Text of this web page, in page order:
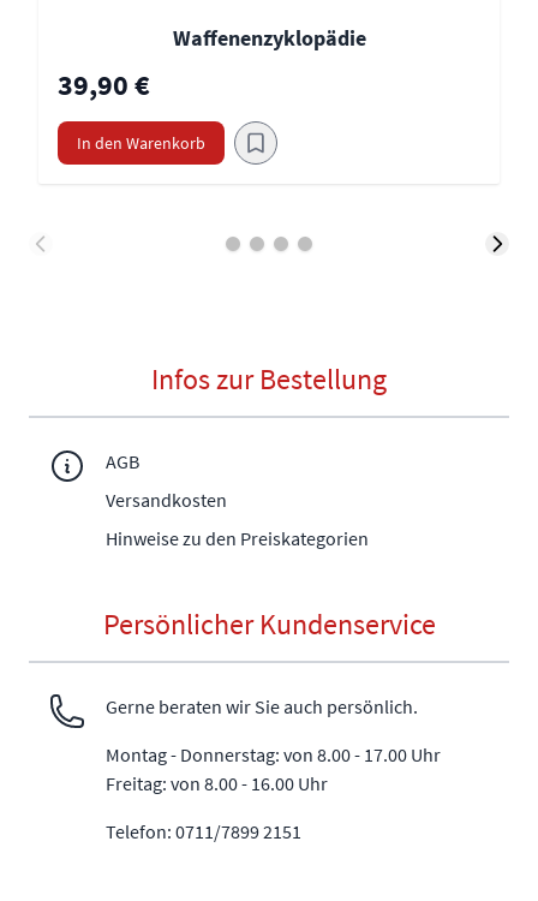
Waffenenzyklopädie
39,90 €
In den Warenkorb
Infos zur Bestellung
AGB
Versandkosten
Hinweise zu den Preiskategorien
Persönlicher Kundenservice
Gerne beraten wir Sie auch persönlich.
Montag - Donnerstag: von 8.00 - 17.00 Uhr
Freitag: von 8.00 - 16.00 Uhr
Telefon: 0711/7899 2151